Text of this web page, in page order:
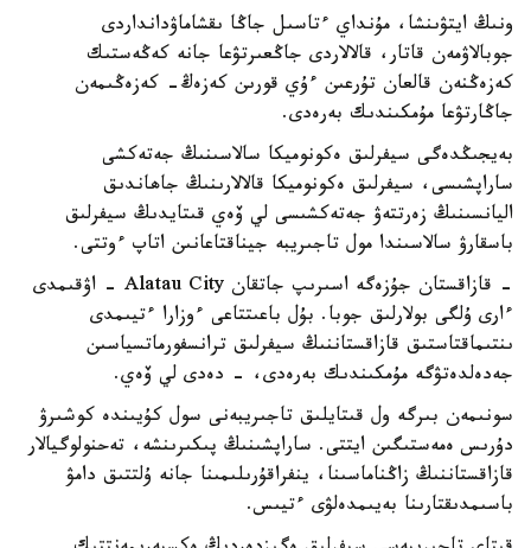
ونىڭ ايتۋىنشا، مۇنداي ءتاسىل جاڭا ىقشاماۋدانداردى
جوبالاۋمەن قاتار، قالالاردى جاڭعىرتۋعا جانە كەڭەستىك
كەزەڭنەن قالعان تۇرعىن ءۇي قورىن كەزەڭ- كەزەڭىمەن
جاڭارتۋعا مۇمكىندىك بەرەدى.
بەيجىڭدەگى سيفرلىق ەكونوميكا سالاسىنىڭ جەتەكشى
ساراپشىسى، سيفرلىق ەكونوميكا قالالارىنىڭ جاھاندىق
اليانسىنىڭ زەرتتەۋ جەتەكشىسى لي ۆەي قىتايدىڭ سيفرلىق
باسقارۋ سالاسىندا مول تاجىريبە جيناقتاعانىن اتاپ ءوتتى.
- قازاقستان جۇزەگە اسىرىپ جاتقان Alatau City - اۋقىمدى
ءارى ۇلگى بولارلىق جوبا. بۇل باعىتتاعى ءوزارا ءتيىمدى
ىنتىماقتاستىق قازاقستاننىڭ سيفرلىق ترانسفورماتسياسىن
جەدەلدەتۋگە مۇمكىندىك بەرەدى، - دەدى لي ۆەي.
سونىمەن بىرگە ول قىتايلىق تاجىريبەنى سول كۇيىندە كوشىرۋ
دۇرىس ەمەستىگىن ايتتى. ساراپشىنىڭ پىكىرىنشە، تەحنولوگيالار
قازاقستاننىڭ زاڭناماسىنا، ينفراقۇرىلىمىنا جانە ۇلتتىق دامۋ
باسىمدىقتارىنا بەيىمدەلۋى ءتيىس.